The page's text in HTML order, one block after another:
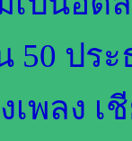
50 ปร
เพลง